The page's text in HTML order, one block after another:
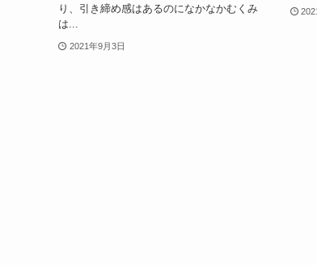
り、引き締め感はあるのになかなかむくみ
は...
2021年9月3日